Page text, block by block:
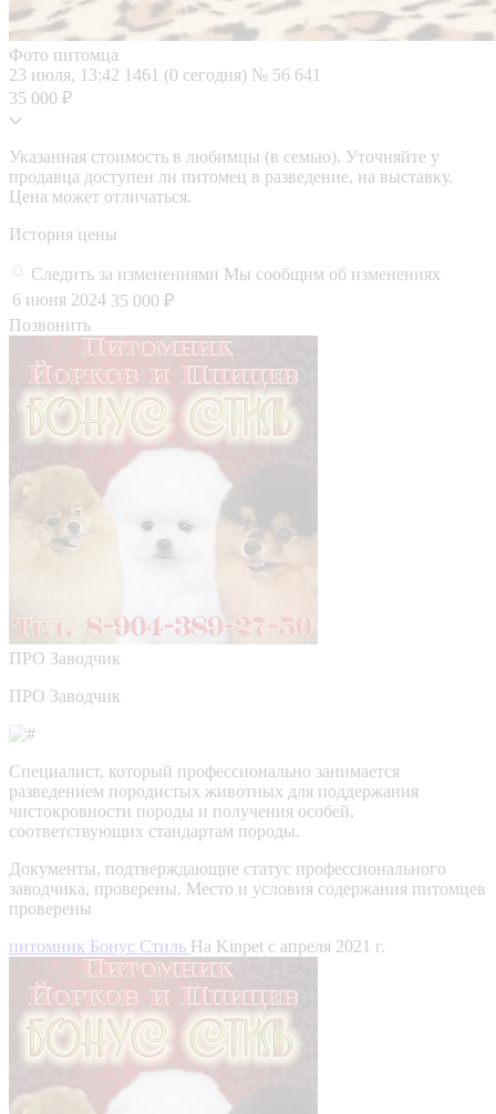
Фото питомца
23 июля, 13:42 1461 (0 сегодня) № 56 641
35 000 ₽
Указанная стоимость в любимцы (в семью). Уточняйте у
продавца доступен ли питомец в разведение, на выставку.
Цена может отличаться.
История цены
Следить за изменениями Мы сообщим об изменениях
6 июня 2024 35 000 ₽
Позвонить
ПРО Заводчик
ПРО Заводчик
Специалист, который профессионально занимается
разведением породистых животных для поддержания
чистокровности породы и получения особей,
соответствующих стандартам породы.
Документы, подтверждающие статус профессионального
заводчика, проверены. Место и условия содержания питомцев
проверены
питомник Бонус Стиль На Kinpet c апреля 2021 г.